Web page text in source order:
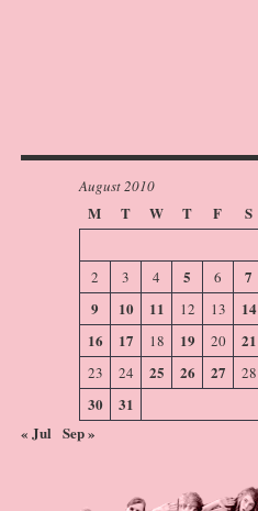
August 2010
M T W T F S
2
3 4 5 6 7
9
10 11 12 13 14
16
17 18 19 20 21
23 24 25 26 27 28
30
31
« Jul Sep »